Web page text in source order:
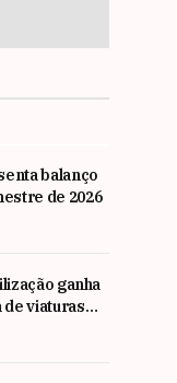
balanço
de 2026
ganha
de viaturas